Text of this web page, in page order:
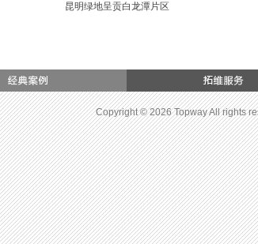
昆明绿地呈贡白龙潭片区
Copyright © 2026 Topway All rights